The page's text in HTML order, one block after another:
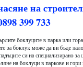
на
399 733
боклуците в парка или
за боклук може да ви бъде
си на специализирано
на боклуци в паркове и гори